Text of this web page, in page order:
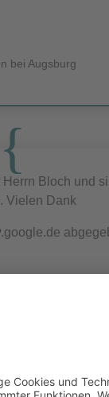
bei Augsburg
Bloch und
Vielen Dank